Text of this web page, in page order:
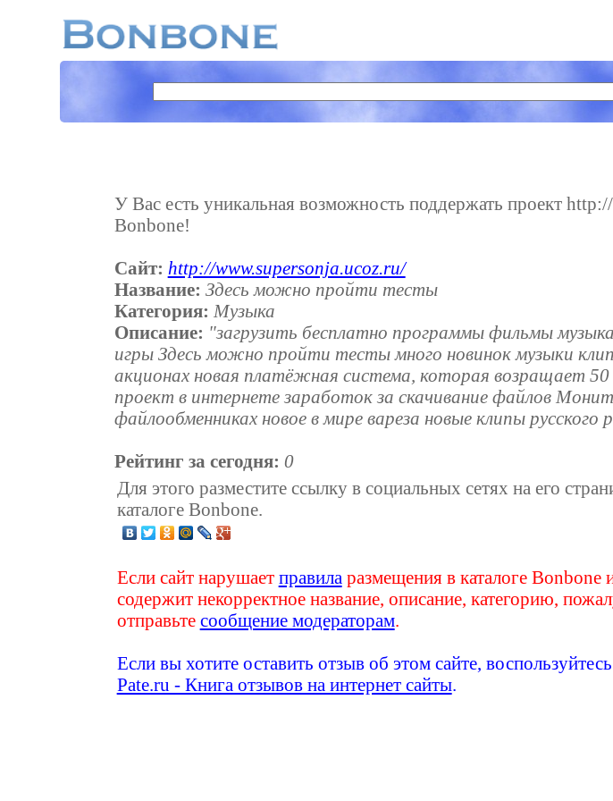
У Вас есть уникальная возможность поддержать проект
Bonbone!
Сайт: http://www.supersonja.ucoz.ru/
Название: Здесь можно пройти тесты
Категория: Музыка
Описание: "загрузить бесплатно программы фильмы
игры Здесь можно пройти тесты много новинок музыки
акционах новая платёжная система, которая возращает
проект в интернете заработок за скачивание файлов
файлообменниках новое в мире вареза новые клипы русского
Рейтинг за сегодня: 0
Для этого разместите ссылку в социальных сетях на его
каталоге Bonbone.
Если сайт нарушает правила размещения в каталоге Bonbone
содержит некорректное название, описание, категорию,
отправьте сообщение модераторам.
Если вы хотите оставить отзыв об этом сайте,
Pate.ru - Книга отзывов на интернет сайты.